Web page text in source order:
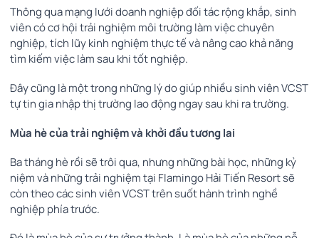
Thông qua mạng lưới doanh nghiệp đối tác rộng khắp, sinh
viên có cơ hội trải nghiệm môi trường làm việc chuyên
nghiệp, tích lũy kinh nghiệm thực tế và nâng cao khả năng
tìm kiếm việc làm sau khi tốt nghiệp.
Đây cũng là một trong những lý do giúp nhiều sinh viên VCST
tự tin gia nhập thị trường lao động ngay sau khi ra trường.
Mùa hè của trải nghiệm và khởi đầu tương lai
Ba tháng hè rồi sẽ trôi qua, nhưng những bài học, những kỷ
niệm và những trải nghiệm tại Flamingo Hải Tiến Resort sẽ
còn theo các sinh viên VCST trên suốt hành trình nghề
nghiệp phía trước.